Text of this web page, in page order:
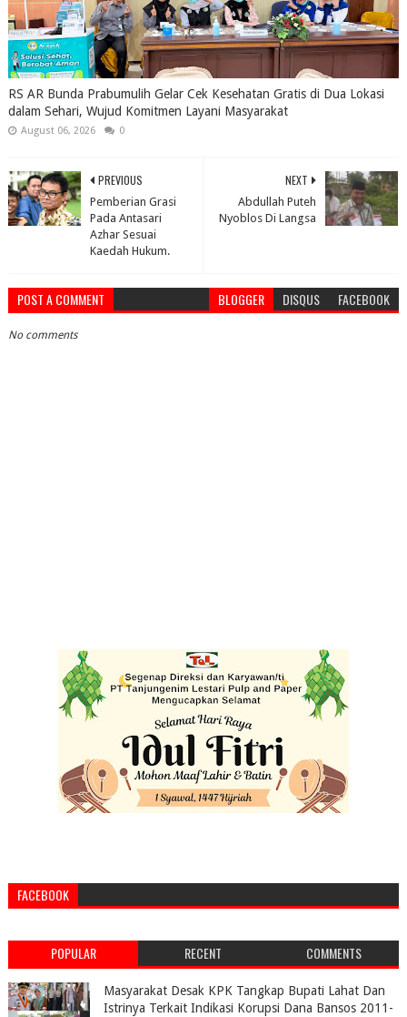
RS AR Bunda Prabumulih Gelar Cek Kesehatan Gratis di Dua Lokasi
dalam Sehari, Wujud Komitmen Layani Masyarakat
August 06, 2026 0
NEXT
Abdullah Puteh
Nyoblos Di Langsa
PREVIOUS
Pemberian Grasi
Pada Antasari
Azhar Sesuai
Kaedah Hukum.
POST A COMMENT BLOGGER DISQUS FACEBOOK
No comments
FACEBOOK
POPULAR RECENT COMMENTS
Masyarakat Desak KPK Tangkap Bupati Lahat Dan
Istrinya Terkait Indikasi Korupsi Dana Bansos 2011-